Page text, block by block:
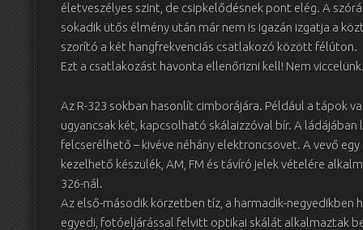
életveszélyes szint, de csipkelődésnek pont elég. A
sokadik ütős élmény után már nem is igazán izgatja a
szorító a két hangfrekvenciás csatlakozó között félúton.
Ezt a csatlakozást havonta ellenőrizni kell! Nem
Az R-323 sokban hasonlít cimborájára. Például a tápok
ugyancsak két, kapcsolható skálaizzóval bír. A
felcserélhető – kivéve néhány elektroncsövet. A vevő
kezelhető készülék, AM, FM és távíró jelek vételére
326-nál.
Az első-második körzetben tíz, a harmadik-negyedikben
egyedi, fotóeljárással felvitt optikai skálát alkalmaztak